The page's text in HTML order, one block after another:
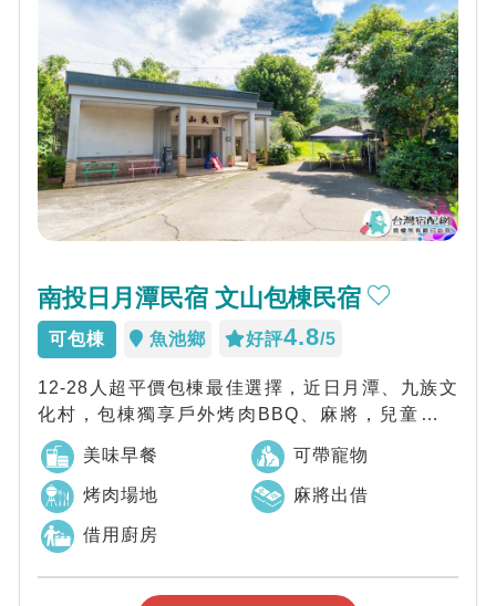
南投日月潭民宿 文山包棟民宿
可包棟 魚池鄉 好評4.8/5
12-28人超平價包棟最佳選擇，近日月潭、九族文
化村，包棟獨享戶外烤肉BBQ、麻將，兒童溜滑
梯、寵物友善民宿
美味早餐 可帶寵物
烤肉場地 麻將出借
借用廚房